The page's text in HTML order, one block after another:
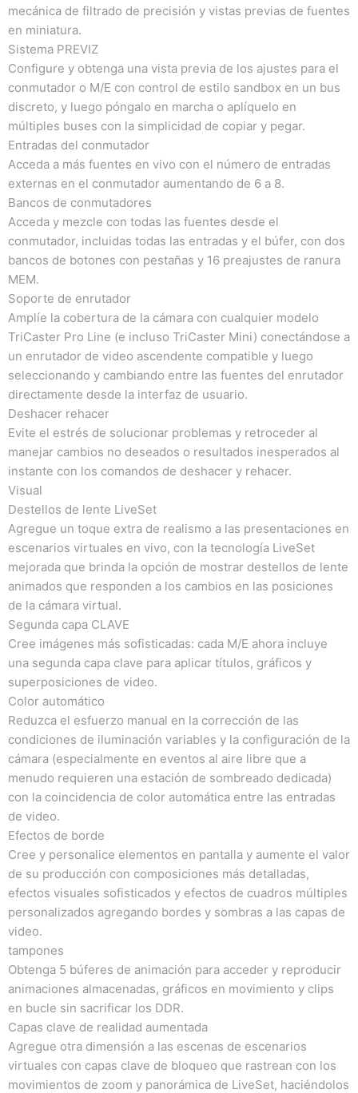
mecánica de filtrado de precisión y vistas previas de fuentes
en miniatura.
Sistema PREVIZ
Configure y obtenga una vista previa de los ajustes para el
conmutador o M/E con control de estilo sandbox en un bus
discreto, y luego póngalo en marcha o aplíquelo en
múltiples buses con la simplicidad de copiar y pegar.
Entradas del conmutador
Acceda a más fuentes en vivo con el número de entradas
externas en el conmutador aumentando de 6 a 8.
Bancos de conmutadores
Acceda y mezcle con todas las fuentes desde el
conmutador, incluidas todas las entradas y el búfer, con dos
bancos de botones con pestañas y 16 preajustes de ranura
MEM.
Soporte de enrutador
Amplíe la cobertura de la cámara con cualquier modelo
TriCaster Pro Line (e incluso TriCaster Mini) conectándose a
un enrutador de video ascendente compatible y luego
seleccionando y cambiando entre las fuentes del enrutador
directamente desde la interfaz de usuario.
Deshacer rehacer
Evite el estrés de solucionar problemas y retroceder al
manejar cambios no deseados o resultados inesperados al
instante con los comandos de deshacer y rehacer.
Visual
Destellos de lente LiveSet
Agregue un toque extra de realismo a las presentaciones en
escenarios virtuales en vivo, con la tecnología LiveSet
mejorada que brinda la opción de mostrar destellos de lente
animados que responden a los cambios en las posiciones
de la cámara virtual.
Segunda capa CLAVE
Cree imágenes más sofisticadas: cada M/E ahora incluye
una segunda capa clave para aplicar títulos, gráficos y
superposiciones de video.
Color automático
Reduzca el esfuerzo manual en la corrección de las
condiciones de iluminación variables y la configuración de la
cámara (especialmente en eventos al aire libre que a
menudo requieren una estación de sombreado dedicada)
con la coincidencia de color automática entre las entradas
de video.
Efectos de borde
Cree y personalice elementos en pantalla y aumente el valor
de su producción con composiciones más detalladas,
efectos visuales sofisticados y efectos de cuadros múltiples
personalizados agregando bordes y sombras a las capas de
video.
tampones
Obtenga 5 búferes de animación para acceder y reproducir
animaciones almacenadas, gráficos en movimiento y clips
en bucle sin sacrificar los DDR.
Capas clave de realidad aumentada
Agregue otra dimensión a las escenas de escenarios
virtuales con capas clave de bloqueo que rastrean con los
movimientos de zoom y panorámica de LiveSet, haciéndolos